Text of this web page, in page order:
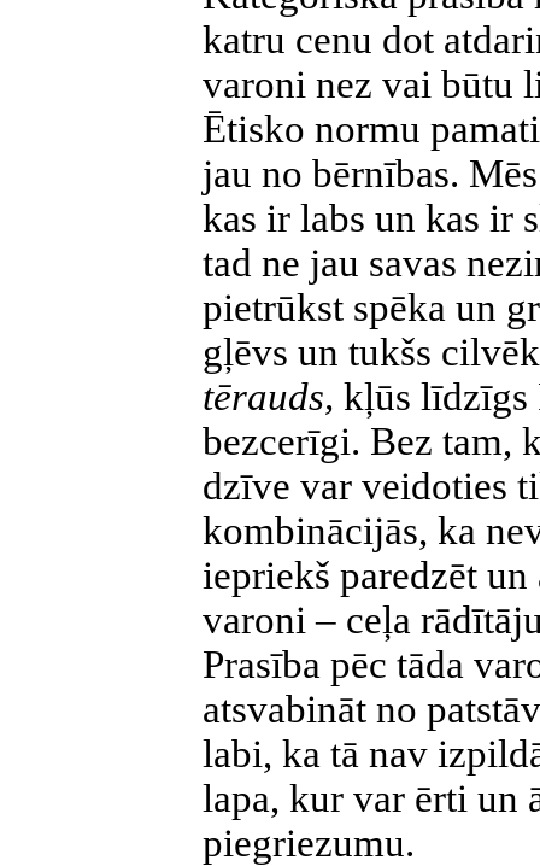
katru cenu dot
varoni nez vai būtu
Ētisko normu
jau no bērnības.
kas ir labs un kas ir
tad ne jau savas
pietrūkst spēka un
gļēvs un tukšs
tērauds,kļūs līdzīgs
bezcerīgi. Bez tam,
dzīve var veidoties
kombinācijās, ka
iepriekš paredzēt
varoni – ceļa
Prasība pēc tāda
atsvabināt no
labi, ka tā nav
lapa, kur var ērti un
piegriezumu.